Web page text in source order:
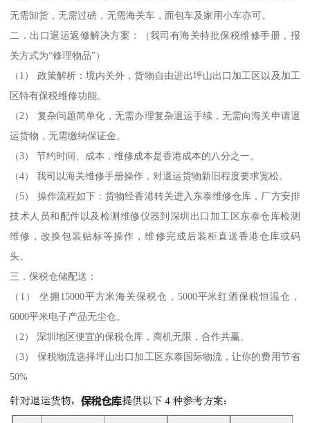
无需卸货，无需过磅，无需海关车，面包车及家用小车亦可。
二．出口退运返修解决方案：（我司有海关特批保税维修手册，报
关方式为“修理物品”）
（1） 政策解析：境内关外，货物自由进出坪山出口加工区以及加工
区特有保税维修功能。
（2） 复杂问题简单化，无需办理复杂退运手续，无需向海关申请退
运货物，无需缴纳保证金。
（3） 节约时间、成本，维修成本是香港成本的八分之一。
（4） 我司以海关维修手册操作，对退运货物新旧程度要求宽松。
（5） 操作流程如下：货物经香港转关进入东泰维修仓库，厂方安排
技术人员和配件以及检测维修仪器到深圳出口加工区东泰仓库检测
维修，改换包装贴标等操作，维修完成后装柜直送香港仓库或码
头。
三．保税仓储配送：
（1） 坐拥15000平方米海关保税仓，5000平米红酒保税恒温仓，
6000平米电子产品无尘仓。
（2） 深圳地区便宜的保税仓库，商机无限，合作共赢。
（3） 保税物流选择坪山出口加工区东泰国际物流，让你的费用节省
50%